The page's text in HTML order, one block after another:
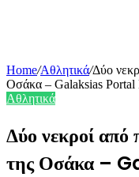
Home/Αθλητικά/Δύο
Οσάκα – Galaksias Portal
Αθλητικά
Δύο νεκροί από
της Οσάκα –